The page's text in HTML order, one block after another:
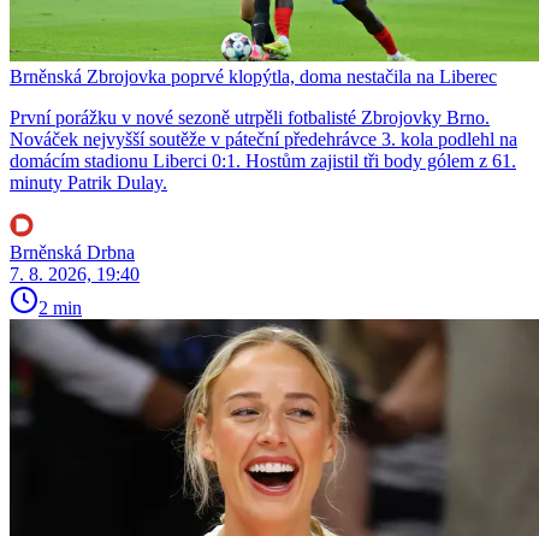
Brněnská Zbrojovka poprvé klopýtla, doma nestačila na Liberec
První porážku v nové sezoně utrpěli fotbalisté Zbrojovky Brno.
Nováček nejvyšší soutěže v páteční předehrávce 3. kola podlehl na
domácím stadionu Liberci 0:1. Hostům zajistil tři body gólem z 61.
minuty Patrik Dulay.
Brněnská Drbna
7. 8. 2026, 19:40
2 min